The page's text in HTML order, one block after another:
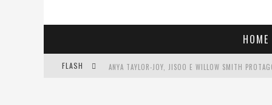
HOME
FLASH